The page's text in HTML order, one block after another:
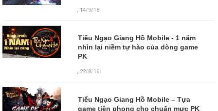
, 14/9/16
Tiếu Ngạo Giang Hồ Mobile - 1 năm
nhìn lại niềm tự hào của dòng game
PK
, 22/8/16
Tiếu Ngạo Giang Hồ Mobile – Tựa
game tiên phong cho chuẩn mực PK